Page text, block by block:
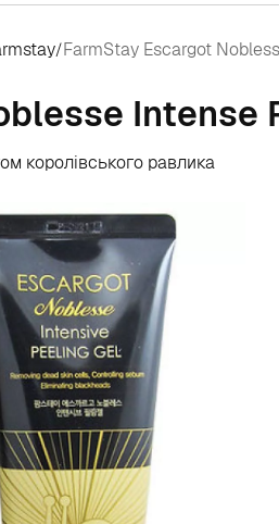
/FarmStay Escargot
Intense
королівського равлика